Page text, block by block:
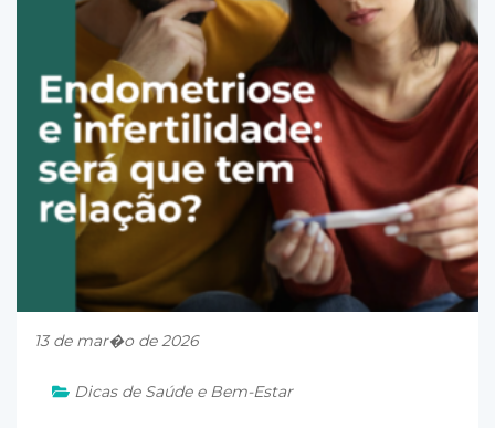
13 de mar�o de 2026
Dicas de Saúde e Bem-Estar